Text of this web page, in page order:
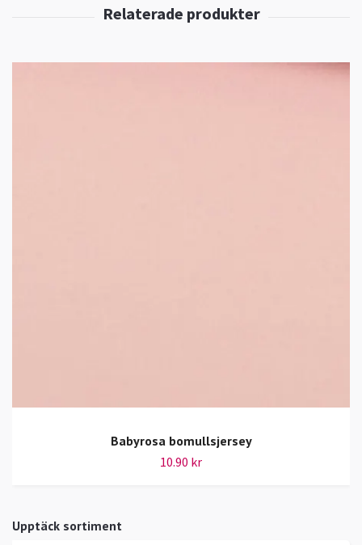
Upptäck sortiment
Babyrosa bomullsjersey
10.90 kr